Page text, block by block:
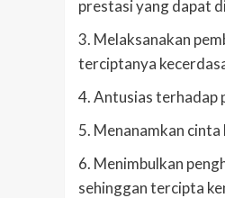
prestasi yang dapat
3. Melaksanakan
terciptanya
4. Antusias terhadap
5. Menanamkan cinta
6. Menimbulkan
sehinggan tercipta